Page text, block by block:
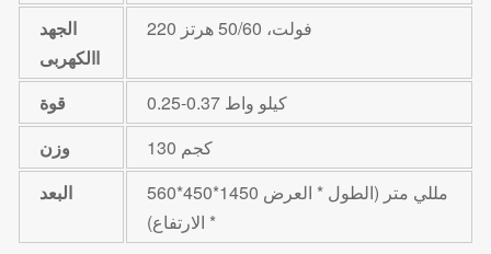
الجهد
االكهربى
220 فولت، 50/60 هرتز
قوة
0.25-0.37 كيلو واط
وزن
130 كجم
البعد
560*450*1450 مللي متر (الطول * العرض
* الارتفاع)